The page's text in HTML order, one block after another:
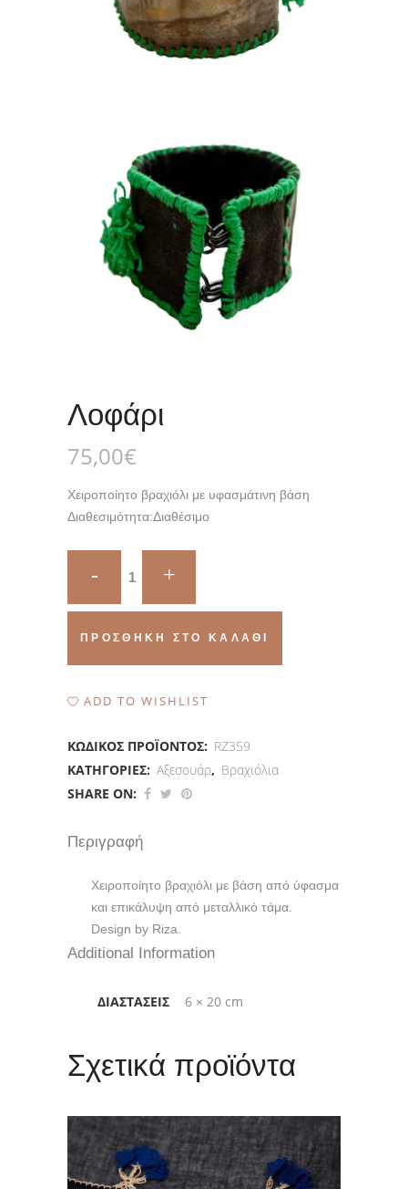
Λοφάρι
75,00€
Χειροποίητο βραχιόλι με υφασμάτινη βάση
Διαθεσιμότητα:Διαθέσιμο
quantity
ΠΡΟΣΘΉΚΗ ΣΤΟ ΚΑΛΆΘΙ
ADD TO WISHLIST
ΚΩΔΙΚΌΣ ΠΡΟΪΌΝΤΟΣ: RZ359
ΚΑΤΗΓΟΡΊΕΣ: Αξεσουάρ, Βραχιόλια
SHARE ON:
Περιγραφή
Χειροποίητο βραχιόλι με βάση από ύφασμα
και επικάλυψη από μεταλλικό τάμα.
Design by Riza.
Additional Information
ΔΙΑΣΤΆΣΕΙΣ 6 × 20 cm
Σχετικά προϊόντα